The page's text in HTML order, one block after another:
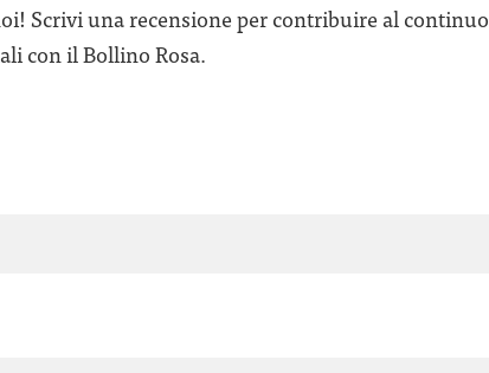
Scrivi una recensione per contribuire al continuo
con il Bollino Rosa.